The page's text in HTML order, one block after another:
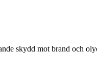
skydd mot brand och